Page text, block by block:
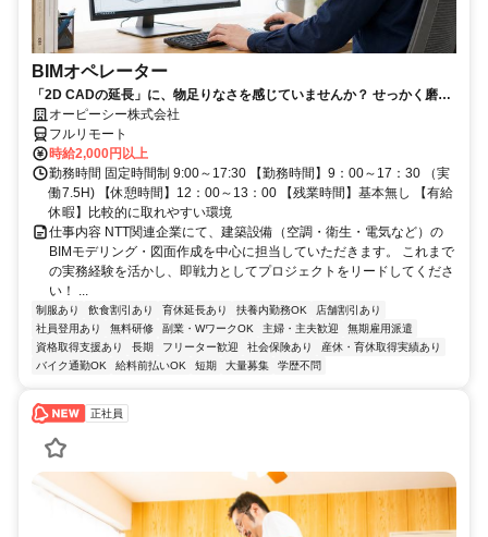
BIMオペレーター
「2D CADの延長」に、物足りなさを感じていませんか？ せっかく磨い
たそのRevitスキル、NTTグループの安定環境で「主役」として活かしま
しょう！
オーピーシー株式会社
フルリモート
時給2,000円以上
勤務時間 固定時間制 9:00～17:30 【勤務時間】9：00～17：30 （実
働7.5H) 【休憩時間】12：00～13：00 【残業時間】基本無し 【有給
休暇】比較的に取れやすい環境
仕事内容 NTT関連企業にて、建築設備（空調・衛生・電気など）の
BIMモデリング・図面作成を中心に担当していただきます。 これまで
の実務経験を活かし、即戦力としてプロジェクトをリードしてくださ
い！ ...
制服あり 飲食割引あり 育休延長あり 扶養内勤務OK
店舗割引あり
社員登用あり
無料研修 副業・WワークOK 主婦・主夫歓迎
無期雇用派遣
資格取得支援あり
長期 フリーター歓迎 社会保険あり
産休・育休取得実績あり
バイク通勤OK
給料前払いOK 短期 大量募集 学歴不問
正社員